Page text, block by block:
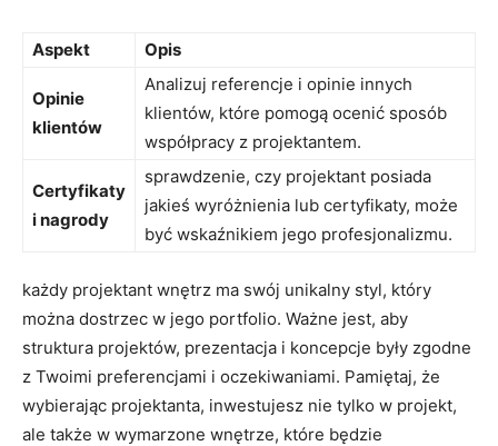
Aspekt Opis
Opinie⁣
klientów
Analizuj referencje i opinie innych
klientów, ​które pomogą ocenić sposób
współpracy z projektantem.
Certyfikaty
i nagrody
sprawdzenie, czy projektant ​posiada
jakieś wyróżnienia lub certyfikaty,‍ może
być wskaźnikiem‌ jego profesjonalizmu.
każdy projektant wnętrz ma swój unikalny styl, który
można dostrzec w jego portfolio. Ważne jest,⁣ aby
struktura projektów, prezentacja i koncepcje były zgodne
z Twoimi preferencjami i oczekiwaniami. Pamiętaj, że
wybierając projektanta, inwestujesz nie tylko w⁣ projekt,
ale także w wymarzone wnętrze, które będzie